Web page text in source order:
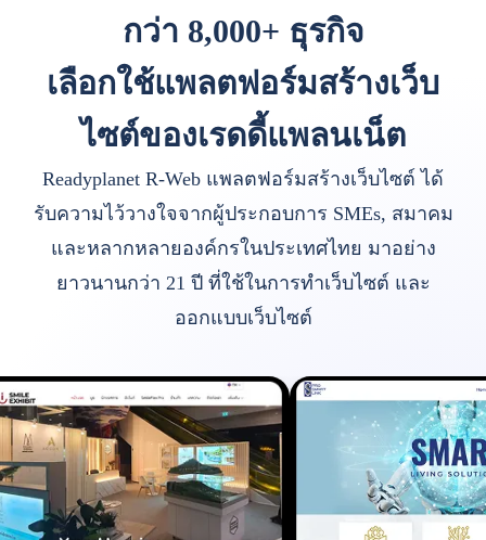
กว่า 8,000+ ธุรกิจ
เลือกใช้แพลตฟอร์มสร้างเว็บ
ไซต์ของเรดดี้แพลนเน็ต
Readyplanet R-Web แพลตฟอร์มสร้างเว็บไซต์ ได้
รับความไว้วางใจจากผู้ประกอบการ SMEs, สมาคม
และหลากหลายองค์กรในประเทศไทย มาอย่าง
ยาวนานกว่า 21 ปี ที่ใช้ในการทำเว็บไซต์ และ
ออกแบบเว็บไซต์